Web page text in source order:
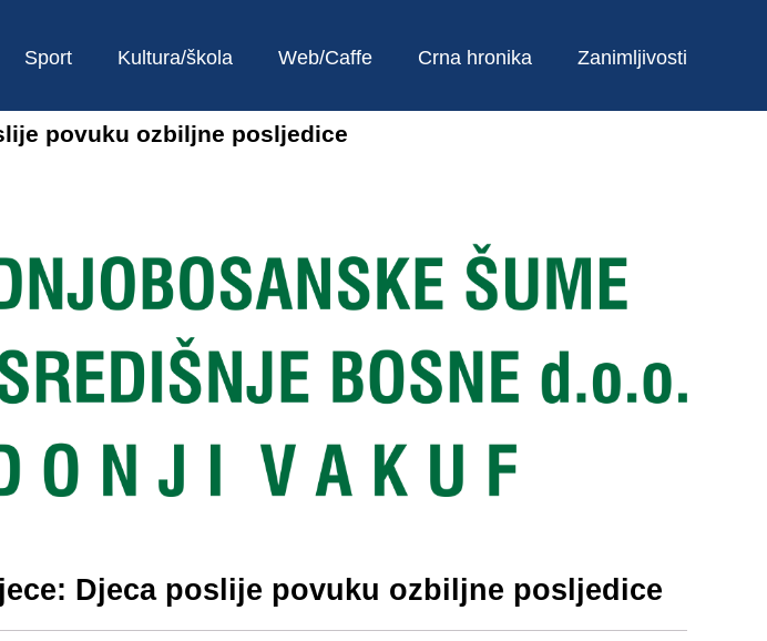
Sport Kultura/škola Web/Caffe Crna hronika Zanimljivosti
povuku ozbiljne posljedice
Djeca poslije povuku ozbiljne posljedice